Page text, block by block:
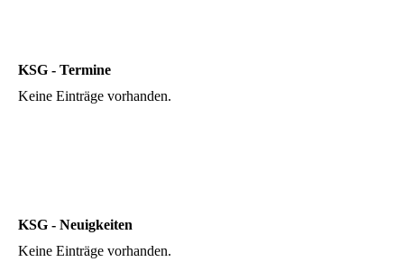
KSG - Termine
Keine Einträge vorhanden.
KSG - Neuigkeiten
Keine Einträge vorhanden.